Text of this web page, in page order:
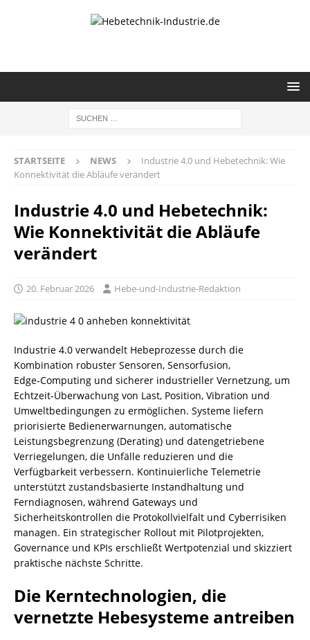
STARTSEITE NEWS
Industrie 4.0 und Hebetechnik: Wie
Konnektivität die Abläufe verändert
Industrie 4.0 und Hebetechnik:
Wie Konnektivität die Abläufe
verändert
20. Februar 2026 Hebe-und-Industrie-Redaktion
Industrie 4.0 verwandelt Hebeprozesse durch die
Kombination robuster Sensoren, Sensorfusion,
Edge‑Computing und sicherer industrieller Vernetzung, um
Echtzeit‑Überwachung von Last, Position, Vibration und
Umweltbedingungen zu ermöglichen. Systeme liefern
priorisierte Bedienerwarnungen, automatische
Leistungsbegrenzung (Derating) und datengetriebene
Verriegelungen, die Unfälle reduzieren und die
Verfügbarkeit verbessern. Kontinuierliche Telemetrie
unterstützt zustandsbasierte Instandhaltung und
Ferndiagnosen, während Gateways und
Sicherheitskontrollen die Protokollvielfalt und Cyberrisiken
managen. Ein strategischer Rollout mit Pilotprojekten,
Governance und KPIs erschließt Wertpotenzial und skizziert
praktische nächste Schritte.
Die Kerntechnologien, die
vernetzte Hebesysteme antreiben